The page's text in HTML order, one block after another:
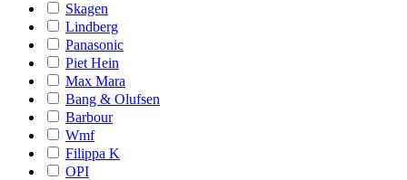
Skagen
Lindberg
Panasonic
Piet Hein
Max Mara
Bang & Olufsen
Barbour
Wmf
Filippa K
OPI